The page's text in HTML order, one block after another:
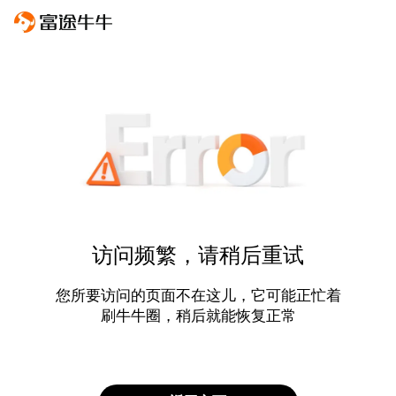
访问频繁，请稍后重试
您所要访问的页面不在这儿，它可能正忙着
刷牛牛圈，稍后就能恢复正常